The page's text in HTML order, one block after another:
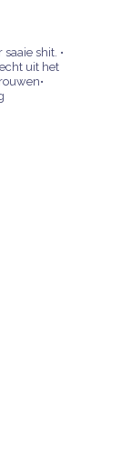
saaie shit. •
uit het